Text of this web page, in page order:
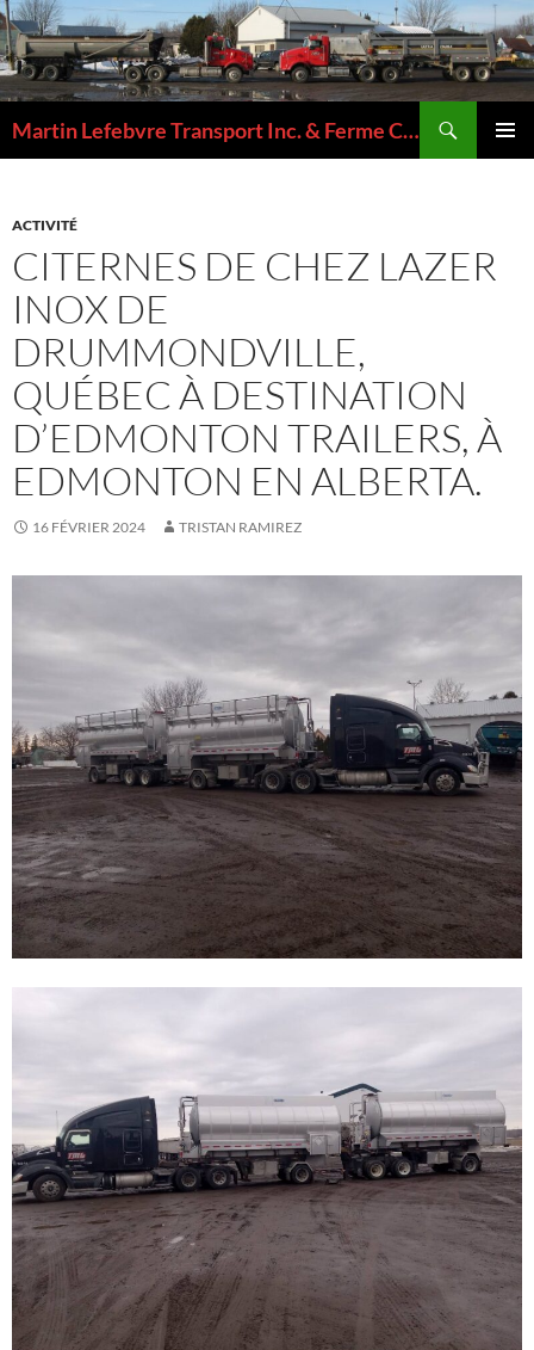
Aller
au
contenu
Martin Lefebvre Transport Inc. & Ferme Camille Lefebvre Inc.
ACTIVITÉ
CITERNES DE CHEZ LAZER
INOX DE
DRUMMONDVILLE,
QUÉBEC À DESTINATION
D’EDMONTON TRAILERS, À
EDMONTON EN ALBERTA.
16 FÉVRIER 2024 TRISTAN RAMIREZ